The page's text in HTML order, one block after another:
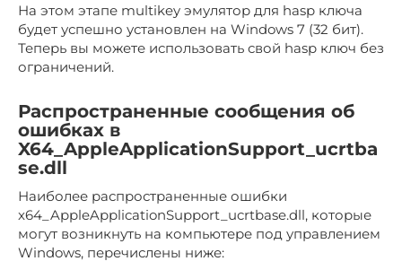
На этом этапе multikey эмулятор для hasp ключа
будет успешно установлен на Windows 7 (32 бит).
Теперь вы можете использовать свой hasp ключ без
ограничений.
Распространенные сообщения об
ошибках в
X64_AppleApplicationSupport_ucrtba
se.dll
Наиболее распространенные ошибки
x64_AppleApplicationSupport_ucrtbase.dll, которые
могут возникнуть на компьютере под управлением
Windows, перечислены ниже: